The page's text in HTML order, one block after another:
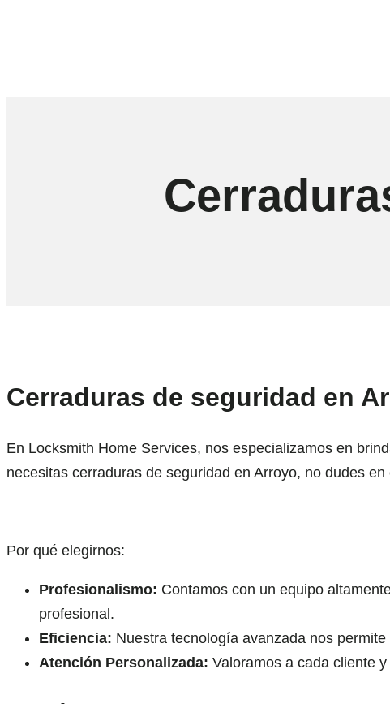
Cerraduras de seguridad en
En Locksmith Home Services, nos especializamos en
necesitas cerraduras de seguridad en Arroyo, no dudes en
Por qué elegirnos:
Profesionalismo: Contamos con un equipo
profesional.
Eficiencia: Nuestra tecnología avanzada nos
Atención Personalizada: Valoramos a cada cliente